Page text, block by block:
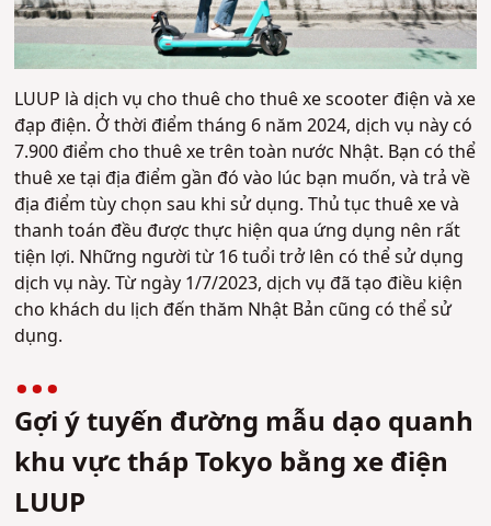
LUUP là dịch vụ cho thuê cho thuê xe scooter điện và xe
đạp điện. Ở thời điểm tháng 6 năm 2024, dịch vụ này có
7.900 điểm cho thuê xe trên toàn nước Nhật. Bạn có thể
thuê xe tại địa điểm gần đó vào lúc bạn muốn, và trả về
địa điểm tùy chọn sau khi sử dụng. Thủ tục thuê xe và
thanh toán đều được thực hiện qua ứng dụng nên rất
tiện lợi. Những người từ 16 tuổi trở lên có thể sử dụng
dịch vụ này. Từ ngày 1/7/2023, dịch vụ đã tạo điều kiện
cho khách du lịch đến thăm Nhật Bản cũng có thể sử
dụng.
Gợi ý tuyến đường mẫu dạo quanh
khu vực tháp Tokyo bằng xe điện
LUUP